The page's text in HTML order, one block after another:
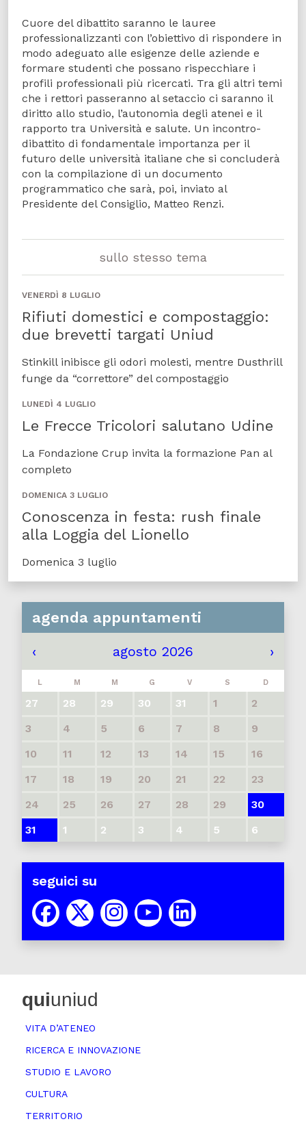
Cuore del dibattito saranno le lauree
professionalizzanti con l’obiettivo di rispondere in
modo adeguato alle esigenze delle aziende e
formare studenti che possano rispecchiare i
profili professionali più ricercati. Tra gli altri temi
che i rettori passeranno al setaccio ci saranno il
diritto allo studio, l’autonomia degli atenei e il
rapporto tra Università e salute. Un incontro-
dibattito di fondamentale importanza per il
futuro delle università italiane che si concluderà
con la compilazione di un documento
programmatico che sarà, poi, inviato al
Presidente del Consiglio, Matteo Renzi.
sullo stesso tema
VENERDÌ 8 LUGLIO
Rifiuti domestici e compostaggio:
due brevetti targati Uniud
Stinkill inibisce gli odori molesti, mentre Dusthrill
funge da “correttore” del compostaggio
LUNEDÌ 4 LUGLIO
Le Frecce Tricolori salutano Udine
La Fondazione Crup invita la formazione Pan al
completo
DOMENICA 3 LUGLIO
Conoscenza in festa: rush finale
alla Loggia del Lionello
Domenica 3 luglio
agenda appuntamenti
‹ agosto 2026 ›
L M M G V S D
27 28 29 30 31 1
2
3
4 5 6 7 8
9
10
11 12 13 14 15
16
17
18 19 20 21 22
23
24
25 26 27 28 29
30
31
1 2 3 4 5 6
seguici su
quiuniud
VITA D’ATENEO
RICERCA E INNOVAZIONE
STUDIO E LAVORO
CULTURA
TERRITORIO